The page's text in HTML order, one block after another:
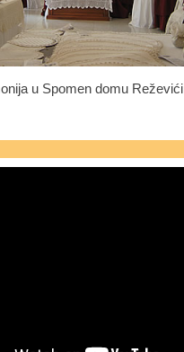
u Spomen domu Reževići